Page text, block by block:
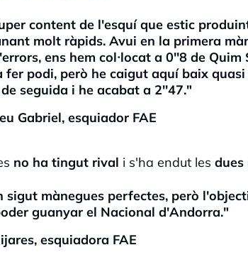
content de l'esquí que estic
molt ràpids. Avui en la primera
ens hem col·locat a 0''8 de
fer podi, però he caigut aquí baix
seguida i he acabat a 2''47."
Gabriel, esquiador FAE
no ha tingut rival i s'ha endut les dues
sigut mànegues perfectes, però
guanyar el Nacional d'Andorra."
esquiadora FAE